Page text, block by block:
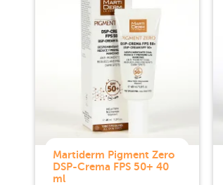
Martiderm Pigment Zero
DSP-Crema FPS 50+ 40
ml